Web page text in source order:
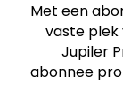
Met een
vaste plek
Jupiler
abonnee